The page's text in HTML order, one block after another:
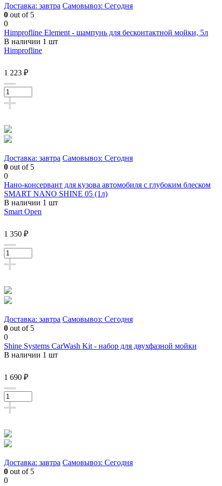
Доставка: завтра Самовывоз: Сегодня
0 out of 5
0
Himprofline Element - шампунь для бесконтактной мойки, 5л
В наличии 1 шт
Himprofline
1 223 ₽
Доставка: завтра Самовывоз: Сегодня
0 out of 5
0
Нано-консервант для кузова автомобиля с глубоким блеском
SMART NANO SHINE 05 (1л)
В наличии 1 шт
Smart Open
1 350 ₽
Доставка: завтра Самовывоз: Сегодня
0 out of 5
0
Shine Systems CarWash Kit - набор для двухфазной мойки
В наличии 1 шт
1 690 ₽
Доставка: завтра Самовывоз: Сегодня
0 out of 5
0